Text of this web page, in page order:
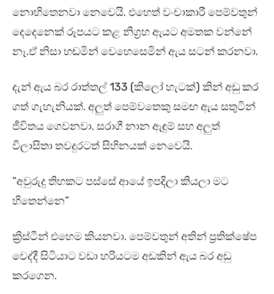
නොහිතෙනවා නෙවෙයි. එහෙත් වංචාකාරී පෙම්වතුන්
දෙදෙනෙක් රූපයට කළ නිග්‍රහ ඇයට අමතක වන්නේ
නෑ.ඒ නිසා හඬමින් වෙහෙසෙමින් ඇය සටන් කරනවා.
දැන් ඇය බර රාත්තල් 133 (කිලෝ හැටක්) කින් අඩු කර
ගත් ගැහැනියක්. අලුත් පෙම්වතෙකු සමඟ ඇය සතුටින්
ජීවිතය ගෙවනවා. සරාගී නාන ඇඳුම් සහ අලුත්
විලාසිතා තවදුරටත් සිහිනයක් නෙවෙයි.
“අවුරුදු තිහකට පස්සේ ආයේ ඉපදිලා කියලා මට
හිතෙන්නෙ”
ක්‍රිස්ටීන් එහෙම කියනවා. පෙම්වතුන් අතින් ප්‍රතික්ෂේප
වෙද්දී සිටියාට වඩා හරියටම අඩකින් ඇය බර අඩු
කරගෙන.